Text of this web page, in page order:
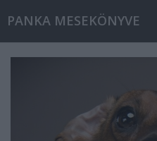
PANKA MESEKÖNYVE